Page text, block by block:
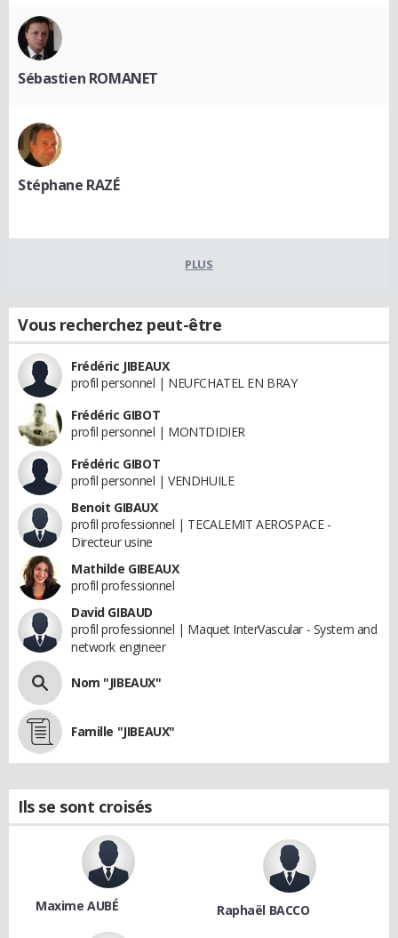
Sébastien ROMANET
Stéphane RAZÉ
PLUS
Vous recherchez peut-être
Frédéric JIBEAUX
profil personnel | NEUFCHATEL EN BRAY
Frédéric GIBOT
profil personnel | MONTDIDIER
Frédéric GIBOT
profil personnel | VENDHUILE
Benoit GIBAUX
profil professionnel | TECALEMIT AEROSPACE -
Directeur usine
Mathilde GIBEAUX
profil professionnel
David GIBAUD
profil professionnel | Maquet InterVascular - System and
network engineer
Nom "JIBEAUX"
Famille "JIBEAUX"
Ils se sont croisés
Maxime AUBÉ Raphaël BACCO